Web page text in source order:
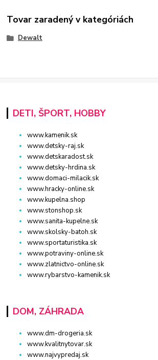
Tovar zaradený v kategóriách
Dewalt
DETI, ŠPORT, HOBBY
www.kamenik.sk
www.detsky-raj.sk
www.detskaradost.sk
www.detsky-hrdina.sk
www.domaci-milacik.sk
www.hracky-online.sk
www.kupelna.shop
www.stonshop.sk
www.sanita-kupelne.sk
www.skolsky-batoh.sk
www.sportaturistika.sk
www.potraviny-online.sk
www.zlatnictvo-online.sk
www.rybarstvo-kamenik.sk
DOM, ZÁHRADA
www.dm-drogeria.sk
www.kvalitnytovar.sk
www.najvypredaj.sk